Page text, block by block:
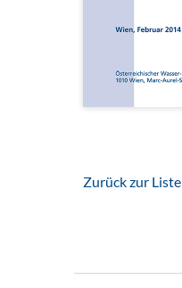
Zurück zur Liste